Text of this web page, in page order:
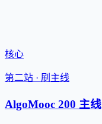
核心
第二站 · 刷主线
AlgoMooc 200 主线